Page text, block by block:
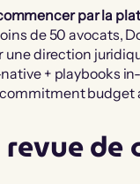
par la
de 50 avocats,
une direction
+ playbooks
budget
revue